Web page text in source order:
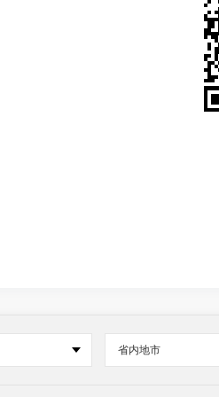
省内地市